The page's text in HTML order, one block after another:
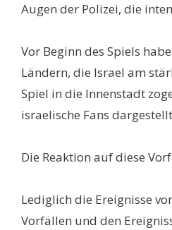
Augen der Polizei, die
Vor Beginn des Spiels
Ländern, die Israel am
Spiel in die Innenstadt
israelische Fans
Die Reaktion auf diese
Lediglich die Ereignisse
Vorfällen und den